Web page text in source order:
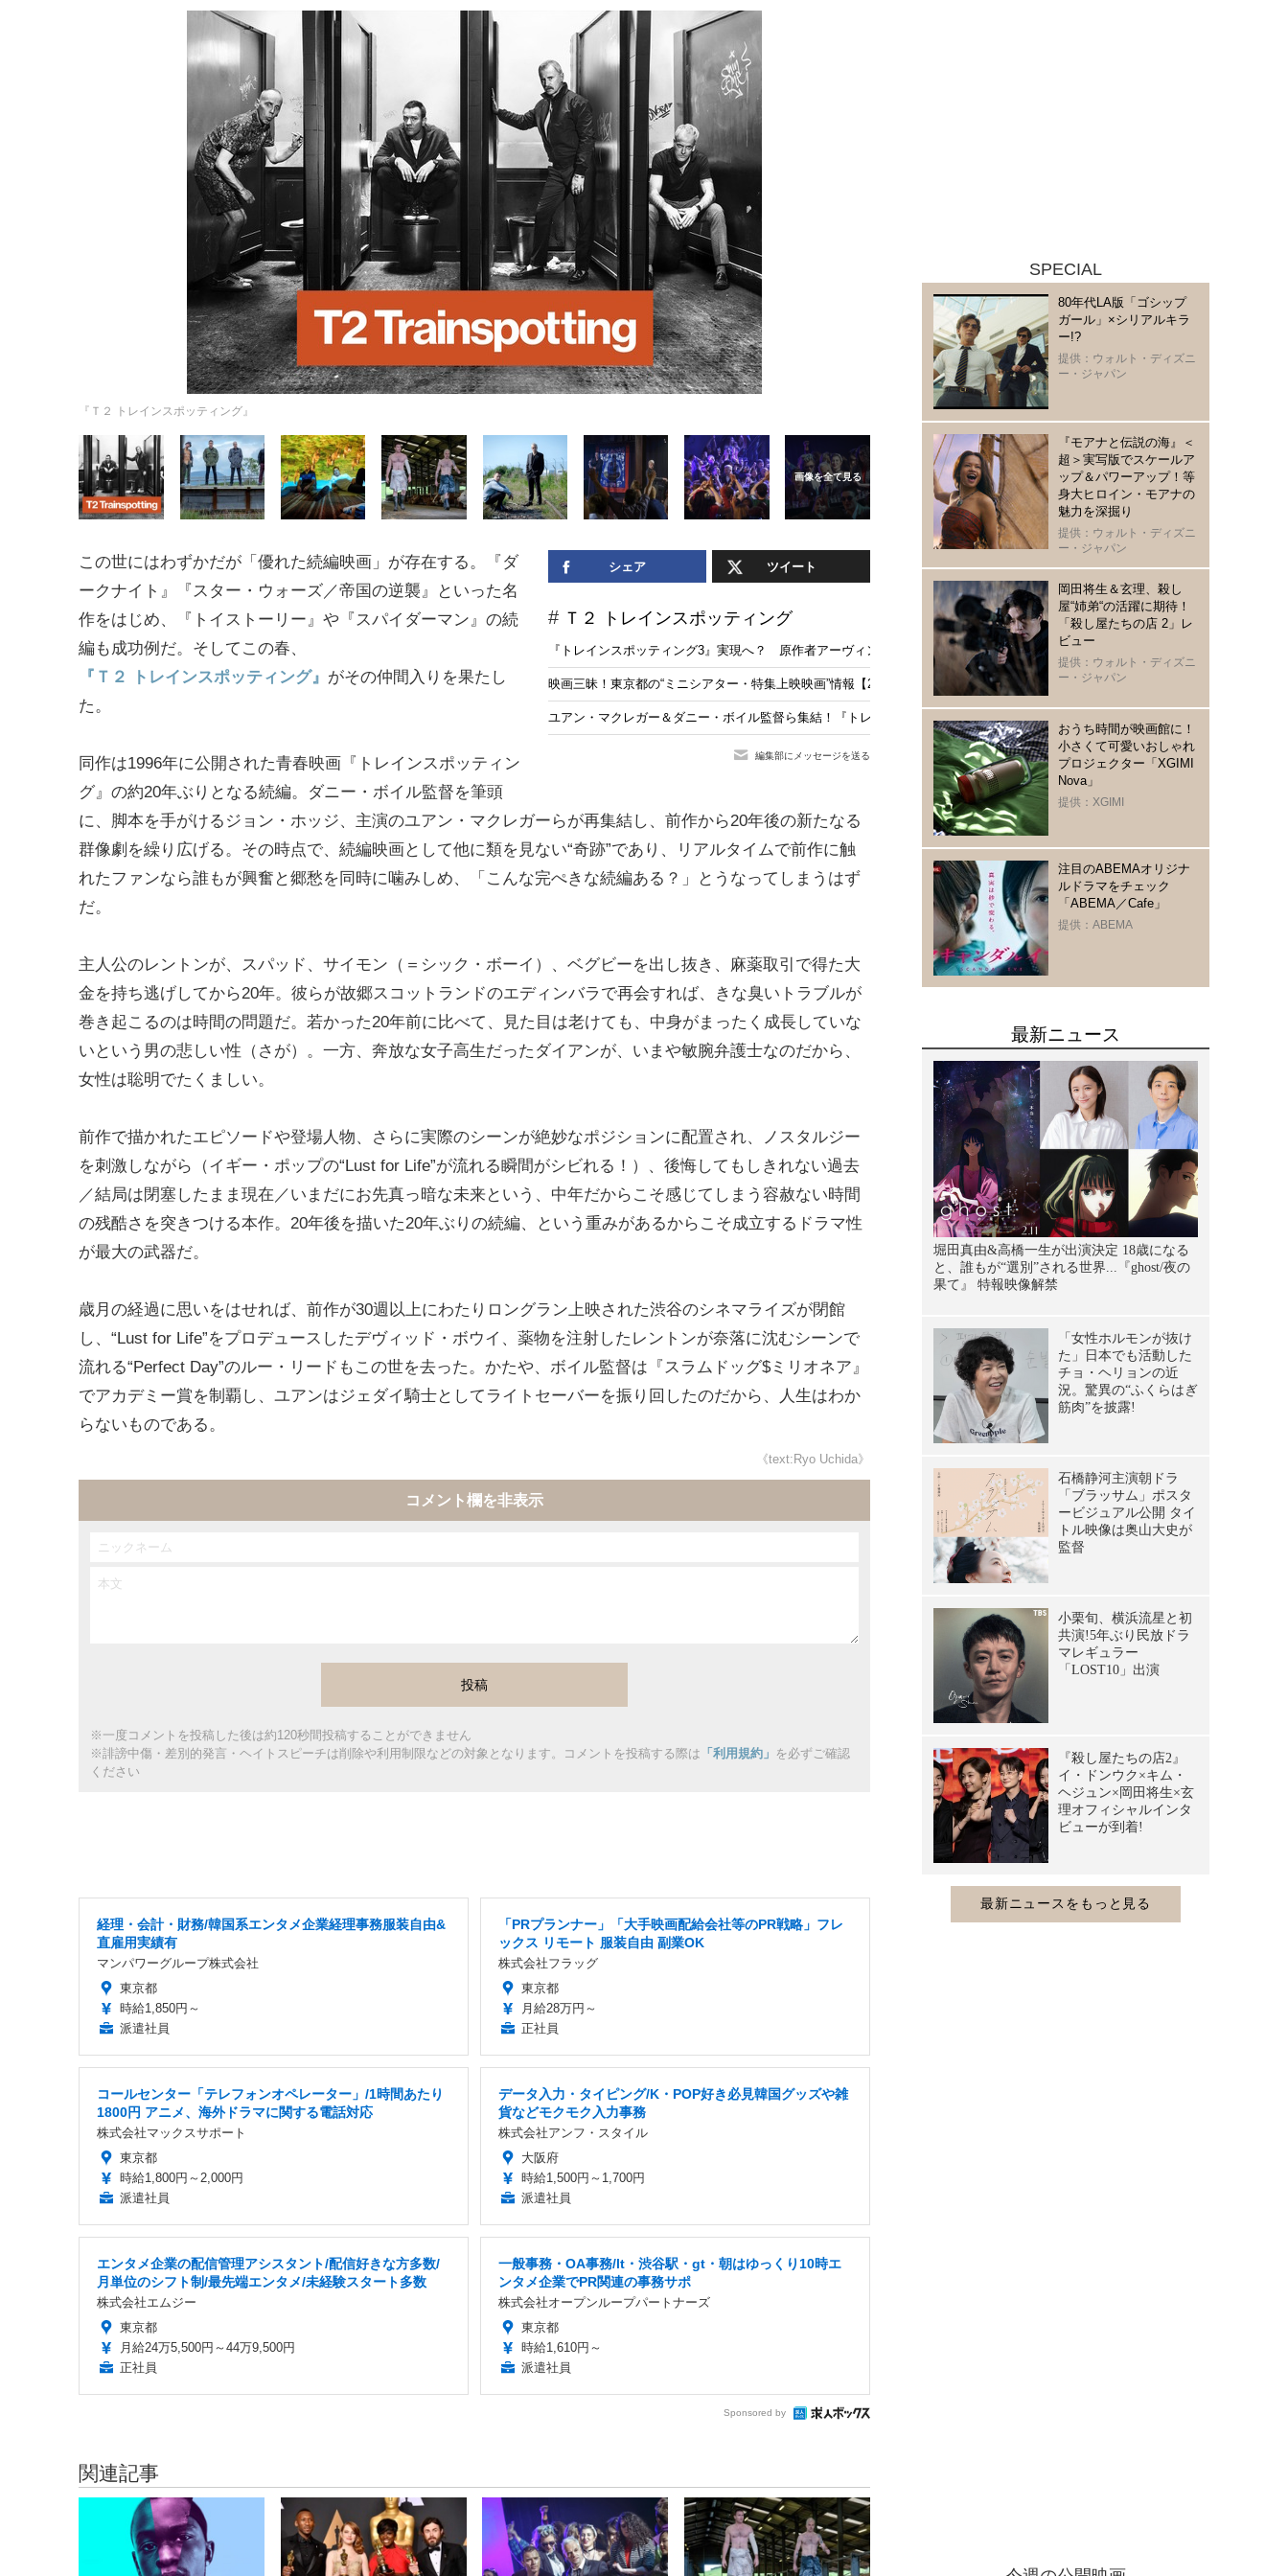
『Ｔ２ トレインスポッティング』
シェア ツイート
Ｔ２ トレインスポッティング
『トレインスポッティング3』実現へ？ 原作者アーヴィン・ウェルシュが示唆
映画三昧！東京都の“ミニシアター・特集上映映画”情報【2/10～】
ユアン・マクレガー＆ダニー・ボイル監督ら集結！『トレスポ』見直した？問いに意外な答えも
編集部にメッセージを送る
この世にはわずかだが「優れた続編映画」が存在する。『ダ
ークナイト』『スター・ウォーズ／帝国の逆襲』といった名
作をはじめ、『トイストーリー』や『スパイダーマン』の続
編も成功例だ。そしてこの春、
『Ｔ２ トレインスポッティング』 がその仲間入りを果たし
た。
同作は1996年に公開された青春映画『トレインスポッティン
グ』の約20年ぶりとなる続編。ダニー・ボイル監督を筆頭
に、脚本を手がけるジョン・ホッジ、主演のユアン・マクレガーらが再集結し、前作から20年後の新たなる
群像劇を繰り広げる。その時点で、続編映画として他に類を見ない“奇跡”であり、リアルタイムで前作に触
れたファンなら誰もが興奮と郷愁を同時に噛みしめ、「こんな完ぺきな続編ある？」とうなってしまうはず
だ。
主人公のレントンが、スパッド、サイモン（＝シック・ボーイ）、ベグビーを出し抜き、麻薬取引で得た大
金を持ち逃げしてから20年。彼らが故郷スコットランドのエディンバラで再会すれば、きな臭いトラブルが
巻き起こるのは時間の問題だ。若かった20年前に比べて、見た目は老けても、中身がまったく成長していな
いという男の悲しい性（さが）。一方、奔放な女子高生だったダイアンが、いまや敏腕弁護士なのだから、
女性は聡明でたくましい。
前作で描かれたエピソードや登場人物、さらに実際のシーンが絶妙なポジションに配置され、ノスタルジー
を刺激しながら（イギー・ポップの“Lust for Life”が流れる瞬間がシビれる！）、後悔してもしきれない過去
／結局は閉塞したまま現在／いまだにお先真っ暗な未来という、中年だからこそ感じてしまう容赦ない時間
の残酷さを突きつける本作。20年後を描いた20年ぶりの続編、という重みがあるからこそ成立するドラマ性
が最大の武器だ。
歳月の経過に思いをはせれば、前作が30週以上にわたりロングラン上映された渋谷のシネマライズが閉館
し、“Lust for Life”をプロデュースしたデヴィッド・ボウイ、薬物を注射したレントンが奈落に沈むシーンで
流れる“Perfect Day”のルー・リードもこの世を去った。かたや、ボイル監督は『スラムドッグ$ミリオネア』
でアカデミー賞を制覇し、ユアンはジェダイ騎士としてライトセーバーを振り回したのだから、人生はわか
らないものである。
《text:Ryo Uchida》
コメント欄を非表示
※一度コメントを投稿した後は約120秒間投稿することができません
※誹謗中傷・差別的発言・ヘイトスピーチは削除や利用制限などの対象となります。コメントを投稿する際は 「利用規約」 を必ずご確認
ください
経理・会計・財務/韓国系エンタメ企業経理事務服装自由&
直雇用実績有
マンパワーグループ株式会社
東京都
時給1,850円～
派遣社員
「PRプランナー」「大手映画配給会社等のPR戦略」フレ
ックス リモート 服装自由 副業OK
株式会社フラッグ
東京都
月給28万円～
正社員
コールセンター「テレフォンオペレーター」/1時間あたり
1800円 アニメ、海外ドラマに関する電話対応
株式会社マックスサポート
東京都
時給1,800円～2,000円
派遣社員
データ入力・タイピング/K・POP好き必見韓国グッズや雑
貨などモクモク入力事務
株式会社アンフ・スタイル
大阪府
時給1,500円～1,700円
派遣社員
エンタメ企業の配信管理アシスタント/配信好きな方多数/
月単位のシフト制/最先端エンタメ/未経験スタート多数
株式会社エムジー
東京都
月給24万5,500円～44万9,500円
正社員
一般事務・OA事務/lt・渋谷駅・gt・朝はゆっくり10時エ
ンタメ企業でPR関連の事務サポ
株式会社オープンループパートナーズ
東京都
時給1,610円～
派遣社員
Sponsored by
関連記事
SPECIAL
80年代LA版「ゴシップ
ガール」×シリアルキラ
ー!?
提供：ウォルト・ディズニ
ー・ジャパン
『モアナと伝説の海』＜
超＞実写版でスケールア
ップ＆パワーアップ！等
身大ヒロイン・モアナの
魅力を深掘り
提供：ウォルト・ディズニ
ー・ジャパン
岡田将生＆玄理、殺し
屋“姉弟“の活躍に期待！
「殺し屋たちの店 2」レ
ビュー
提供：ウォルト・ディズニ
ー・ジャパン
おうち時間が映画館に！
小さくて可愛いおしゃれ
プロジェクター「XGIMI
Nova」
提供：XGIMI
注目のABEMAオリジナ
ルドラマをチェック
「ABEMA／Cafe」
提供：ABEMA